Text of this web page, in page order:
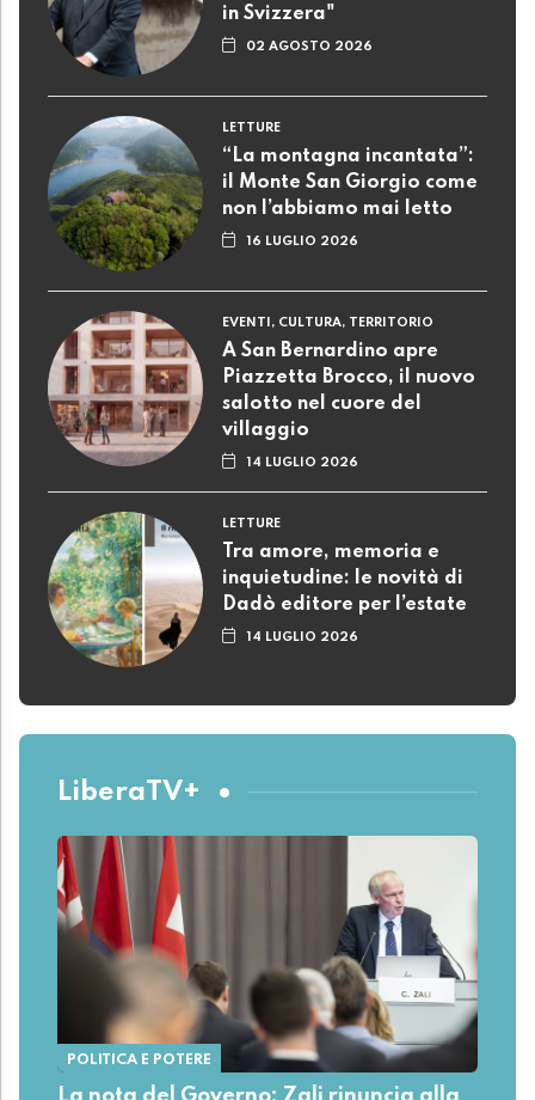
in Svizzera"
02 AGOSTO 2026
LETTURE
“La montagna incantata”:
il Monte San Giorgio come
non l’abbiamo mai letto
16 LUGLIO 2026
EVENTI, CULTURA, TERRITORIO
A San Bernardino apre
Piazzetta Brocco, il nuovo
salotto nel cuore del
villaggio
14 LUGLIO 2026
LETTURE
Tra amore, memoria e
inquietudine: le novità di
Dadò editore per l’estate
14 LUGLIO 2026
LiberaTV+
POLITICA E POTERE